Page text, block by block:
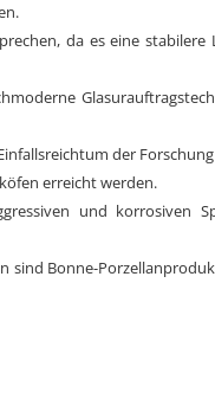
da es eine
der
erreicht werden.
und korrosiven
Bonne-